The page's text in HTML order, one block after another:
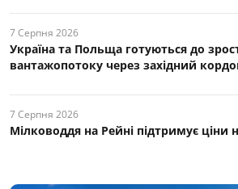
7 Серпня 2026
Україна та Польща готуються до
вантажопотоку через західний
7 Серпня 2026
Мілководдя на Рейні підтримує ціни